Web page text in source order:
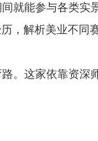
就能参与各类
，解析美业不同
。这家依靠资